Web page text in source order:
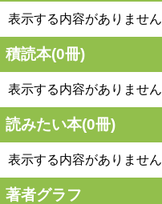
表示する内容がありません
積読本(0冊)
表示する内容がありません
読みたい本(0冊)
表示する内容がありません
著者グラフ